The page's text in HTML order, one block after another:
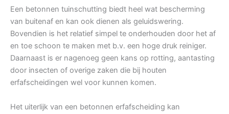
Een betonnen tuinschutting biedt heel wat bescherming
van buitenaf en kan ook dienen als geluidswering.
Bovendien is het relatief simpel te onderhouden door het af
en toe schoon te maken met b.v. een hoge druk reiniger.
Daarnaast is er nagenoeg geen kans op rotting, aantasting
door insecten of overige zaken die bij houten
erfafscheidingen wel voor kunnen komen.
Het uiterlijk van een betonnen erfafscheiding kan